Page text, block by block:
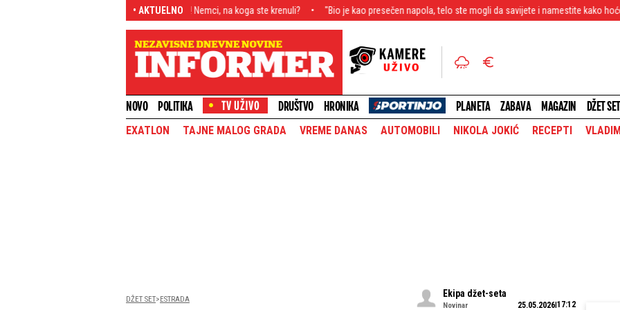
• AKTUELNO
Hitno oglašavanje Rusa! Nemci, na koga ste krenuli? "Bio je kao presečen napola, telo ste mogli da savijete i namestite kako hoćete" Ispovest
NOVO POLITIKA DRUŠTVO HRONIKA PLANETA ZABAVA MAGAZIN DŽET SET
EXATLON TAJNE MALOG GRADA VREME DANAS AUTOMOBILI NIKOLA JOKIĆ RECEPTI
DŽET SET ESTRADA
Ekipa džet-seta
Novinar 25.05.2026 17:12